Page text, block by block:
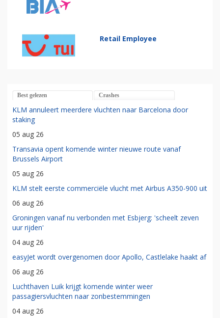
Retail Employee
Best gelezen Crashes
KLM annuleert meerdere vluchten naar Barcelona door
staking
05 aug 26
Transavia opent komende winter nieuwe route vanaf
Brussels Airport
05 aug 26
KLM stelt eerste commerciële vlucht met Airbus A350-900 uit
06 aug 26
Groningen vanaf nu verbonden met Esbjerg: 'scheelt zeven
uur rijden'
04 aug 26
easyJet wordt overgenomen door Apollo, Castlelake haakt af
06 aug 26
Luchthaven Luik krijgt komende winter weer
passagiersvluchten naar zonbestemmingen
04 aug 26